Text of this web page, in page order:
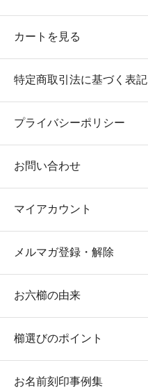
カートを見る
特定商取引法に基づく表記
プライバシーポリシー
お問い合わせ
マイアカウント
メルマガ登録・解除
お六櫛の由来
櫛選びのポイント
お名前刻印事例集